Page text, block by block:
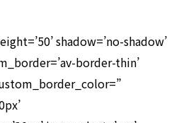
shadow=’no-shadow’
border-thin’